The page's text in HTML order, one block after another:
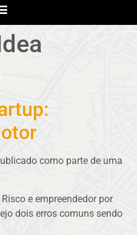
como parte de uma
e empreendedor por
dois erros comuns sendo